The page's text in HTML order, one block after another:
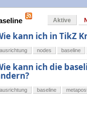
Aktive
kann ich in TikZ
ausrichtung nodes baseline
kann ich die
ausrichtung baseline